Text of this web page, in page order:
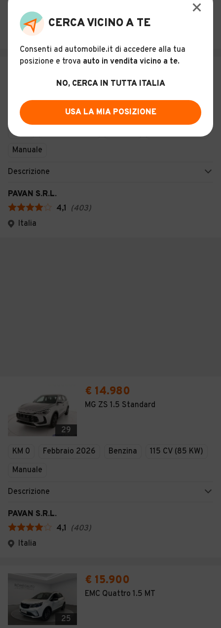
PAVAN S.R.L.
4,1 (403)
Italia
19
Peugeot 208 1.2 Turbo 100cv Style
KM 0
Manuale
Descrizione
PAVAN S.R.L.
4,1 (403)
Italia
29
€ 14.980
MG ZS 1.5 Standard
KM 0 Febbraio 2026 Benzina
115 CV (85 KW)
Manuale
Descrizione
PAVAN S.R.L.
4,1 (403)
Italia
25
€ 15.900
EMC Quattro 1.5 MT
CERCA VICINO A TE
Consenti ad automobile.it di accedere alla tua
posizione e trova auto in vendita vicino a te.
NO, CERCA IN TUTTA ITALIA
USA LA MIA POSIZIONE